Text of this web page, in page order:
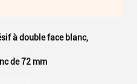
à double face blanc,
de 72 mm